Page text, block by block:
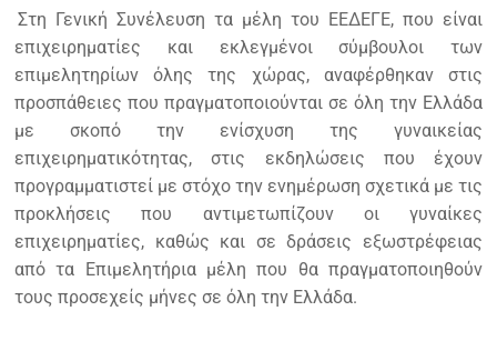
Στη Γενική Συνέλευση τα μέλη του ΕΕΔΕΓΕ, που είναι
επιχειρηματίες και εκλεγμένοι σύμβουλοι των
επιμελητηρίων όλης της χώρας, αναφέρθηκαν στις
προσπάθειες που πραγματοποιούνται σε όλη την Ελλάδα
με σκοπό την ενίσχυση της γυναικείας
επιχειρηματικότητας, στις εκδηλώσεις που έχουν
προγραμματιστεί με στόχο την ενημέρωση σχετικά με τις
προκλήσεις που αντιμετωπίζουν οι γυναίκες
επιχειρηματίες, καθώς και σε δράσεις εξωστρέφειας
από τα Επιμελητήρια μέλη που θα πραγματοποιηθούν
τους προσεχείς μήνες σε όλη την Ελλάδα.